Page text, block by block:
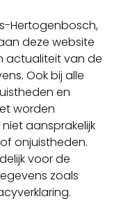
Hertogenbosch,
deze website
actualiteit van de
Ook bij alle
en
worden
aansprakelijk
onjuistheden.
voor de
zoals